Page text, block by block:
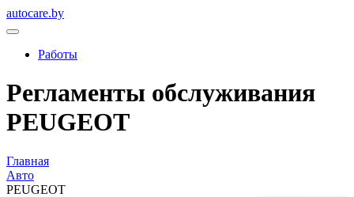
autocare.by
Работы
Регламенты обслуживания
PEUGEOT
Главная
Авто
PEUGEOT